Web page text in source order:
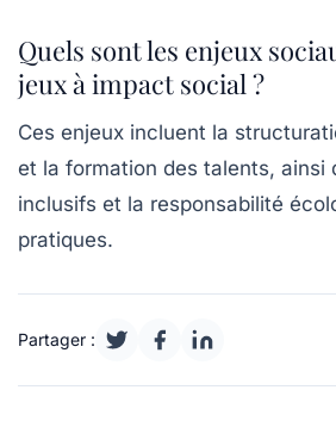
Quels sont les enjeux
jeux à impact social ?
Ces enjeux incluent la
et la formation des talents, ainsi
inclusifs et la responsabilité
pratiques.
Partager :